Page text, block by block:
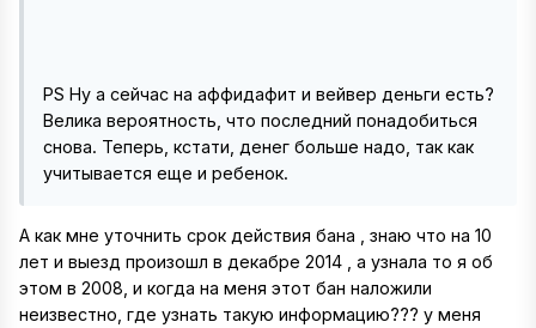
PS Ну а сейчас на аффидафит и вейвер деньги есть?
Велика вероятность, что последний понадобиться
снова. Теперь, кстати, денег больше надо, так как
учитывается еще и ребенок.
А как мне уточнить срок действия бана , знаю что на 10
лет и выезд произошл в декабре 2014 , а узнала то я об
этом в 2008, и когда на меня этот бан наложили
неизвестно, где узнать такую информацию??? у меня